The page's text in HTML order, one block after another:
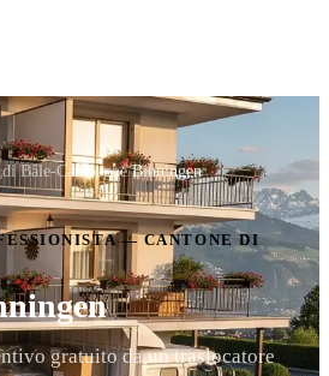
Bâle-Campagne Binningen
— CANTONE DI
gratuito da un traslocatore